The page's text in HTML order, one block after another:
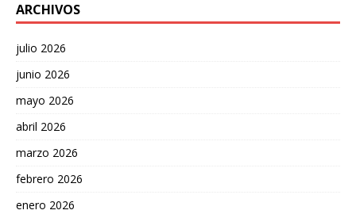
ARCHIVOS
julio 2026
junio 2026
mayo 2026
abril 2026
marzo 2026
febrero 2026
enero 2026